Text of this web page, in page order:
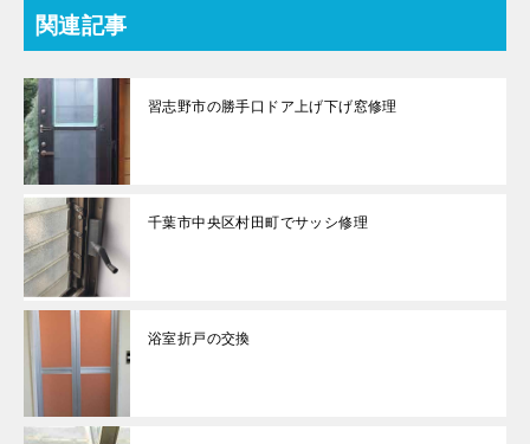
関連記事
習志野市の勝手口ドア上げ下げ窓修理
千葉市中央区村田町でサッシ修理
浴室折戸の交換